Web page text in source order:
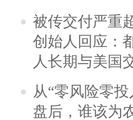
被传交付严重
创始人回应：
人长期与美国
从“零风险零
盘后，谁该为